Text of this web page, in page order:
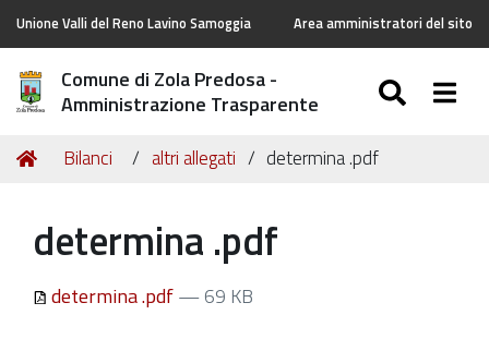
Unione Valli del Reno Lavino Samoggia Area amministratori del sito
Comune di Zola Predosa -
Amministrazione Trasparente
Tu
Home
Bilanci altri allegati determina .pdf
determina .pdf
determina .pdf— 69 KB